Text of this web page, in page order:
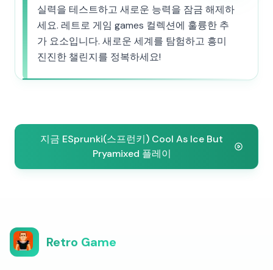
실력을 테스트하고 새로운 능력을 잠금 해제하
세요. 레트로 게임 games 컬렉션에 훌륭한 추
가 요소입니다. 새로운 세계를 탐험하고 흥미
진진한 챌린지를 정복하세요!
지금 ESprunki(스프런키) Cool As Ice But
Pryamixed 플레이
Retro Game